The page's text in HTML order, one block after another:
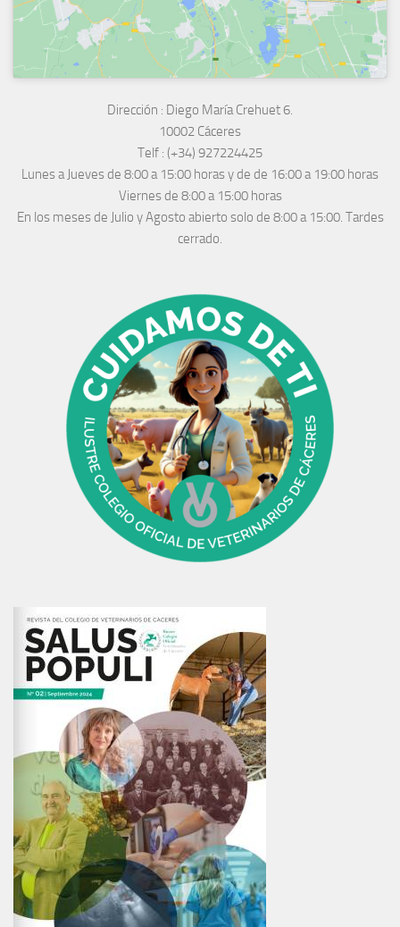
Dirección : Diego María Crehuet 6.
10002 Cáceres
Telf : (+34) 927224425
Lunes a Jueves de 8:00 a 15:00 horas y de de 16:00 a 19:00 horas
Viernes de 8:00 a 15:00 horas
En los meses de Julio y Agosto abierto solo de 8:00 a 15:00. Tardes
cerrado.